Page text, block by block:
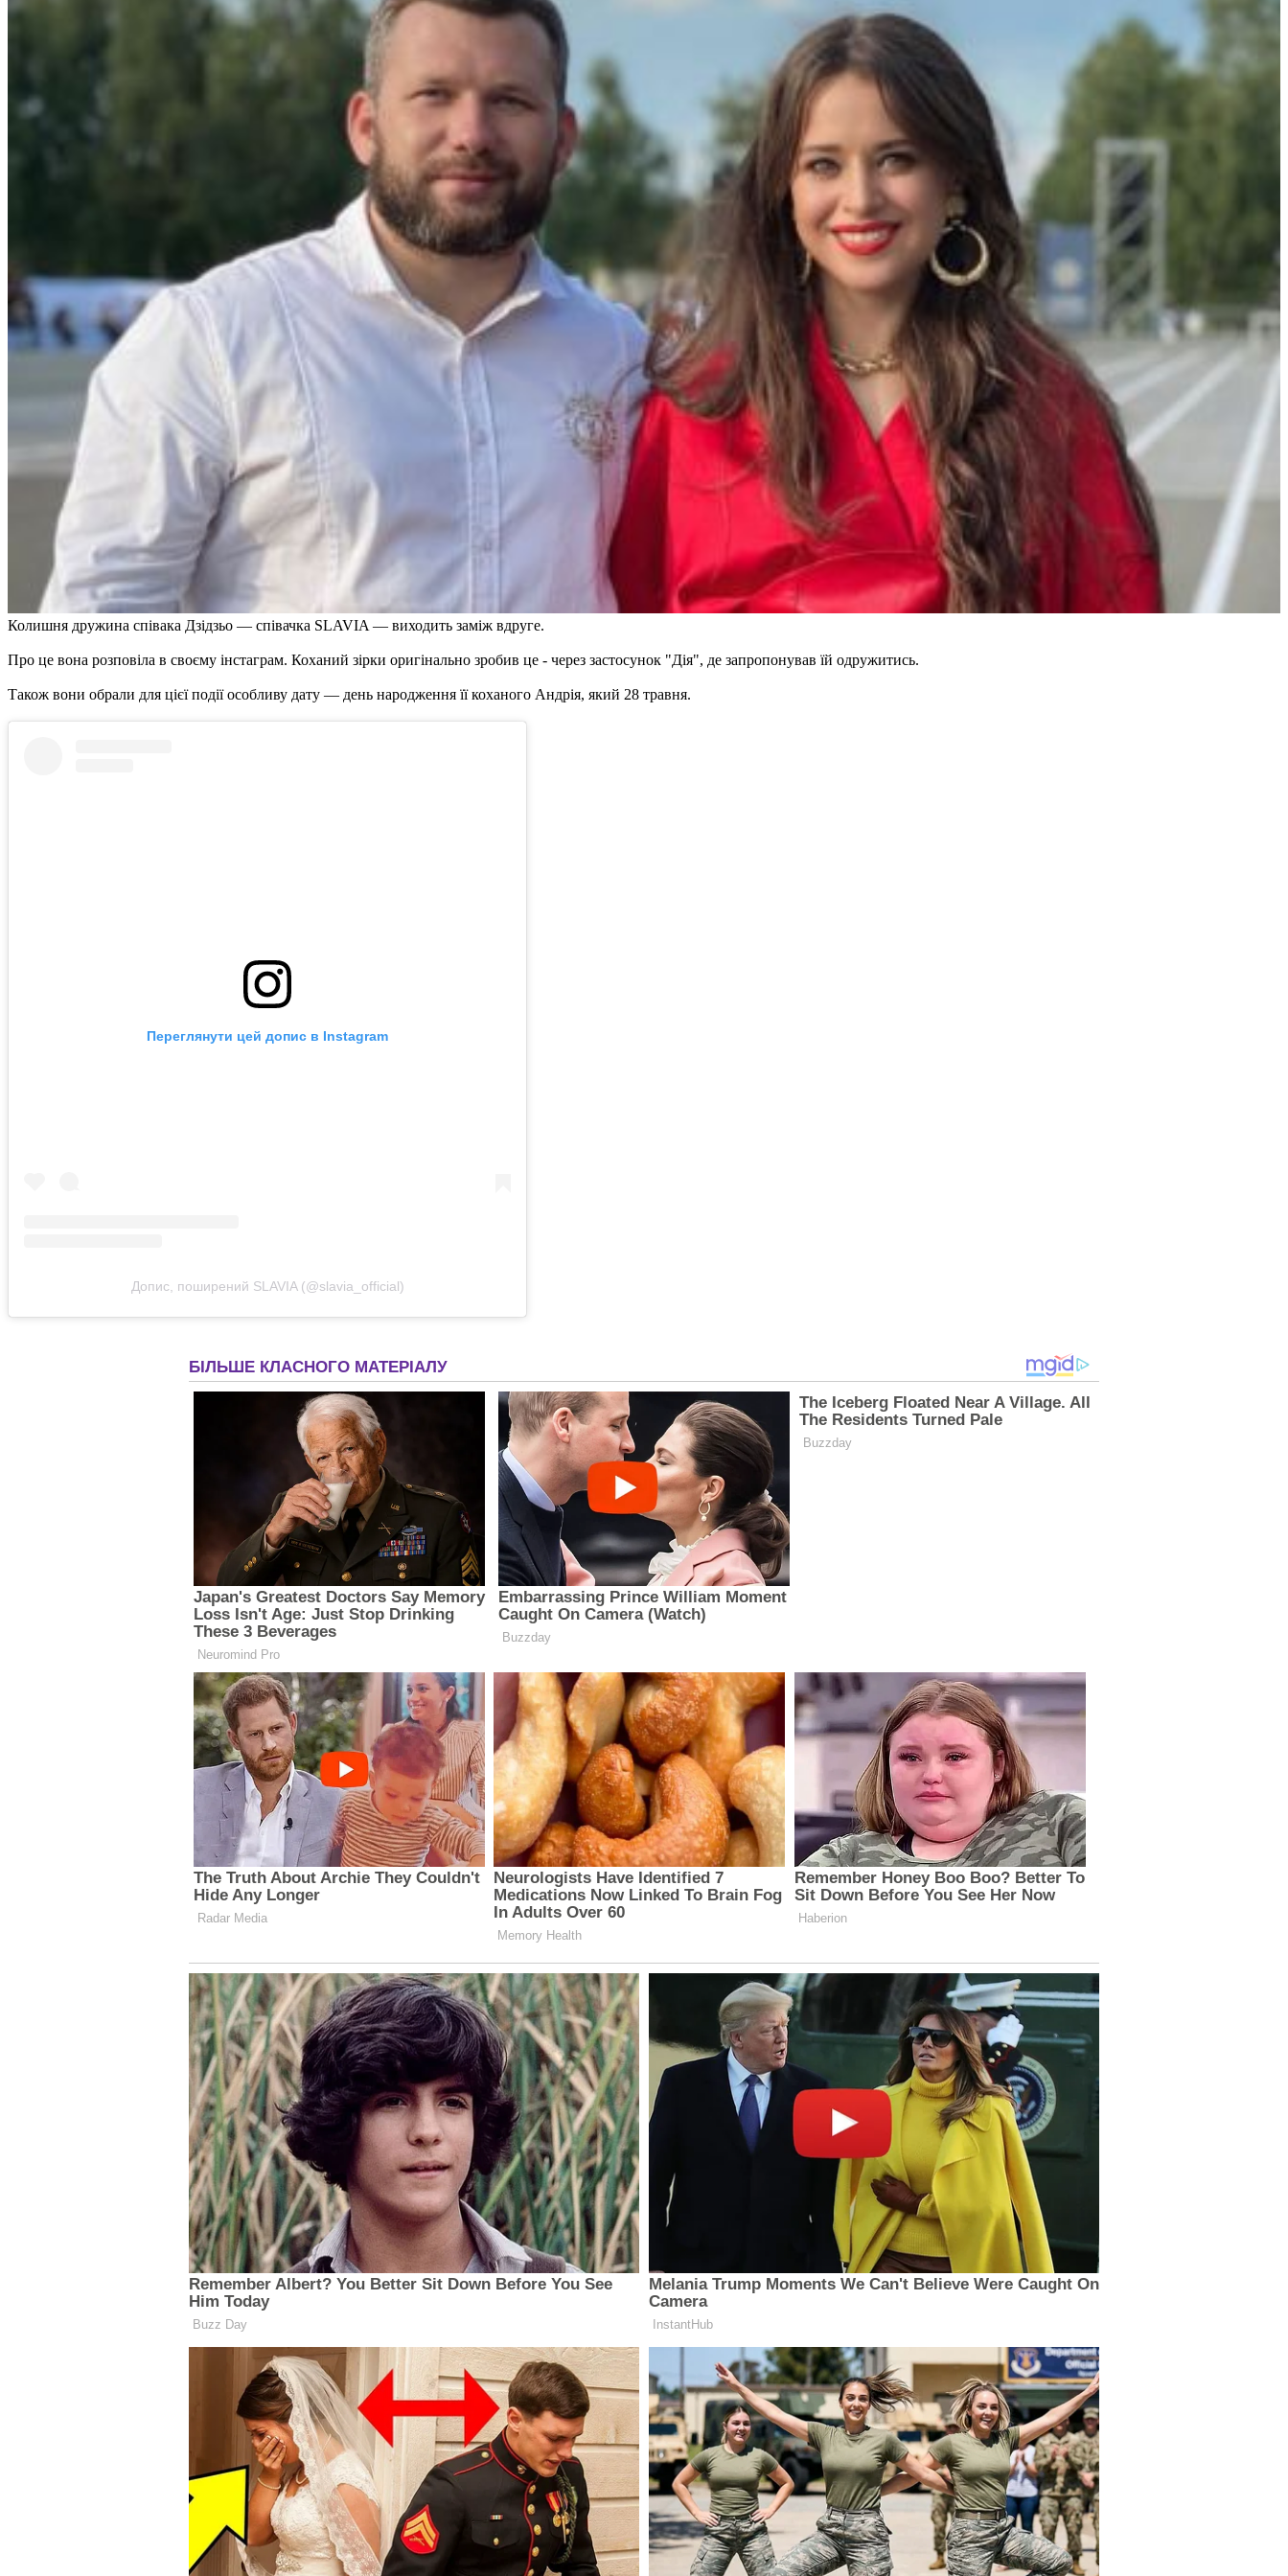
Колишня дружина співака Дзідзьо — співачка SLAVIA — виходить заміж вдруге.
Про це вона розповіла в своєму інстаграм. Коханий зірки оригінально зробив це - через застосунок "Дія", де запропонував їй одружитись.
Також вони обрали для цієї події особливу дату — день народження її коханого Андрія, який 28 травня.
Переглянути цей допис в Instagram
Допис, поширений SLAVIA (@slavia_official)